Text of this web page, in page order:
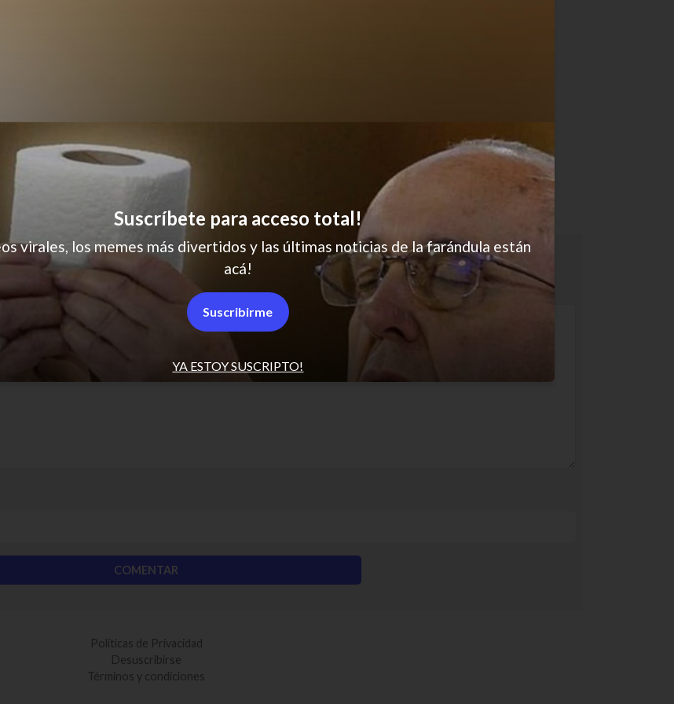
Políticas de Privacidad
Desuscribirse
Términos y condiciones
YA ESTOY SUSCRIPTO!
Suscríbete para acceso total!
virales, los memes más divertidos y las últimas noticias de la farándula están
acá!
Suscribirme